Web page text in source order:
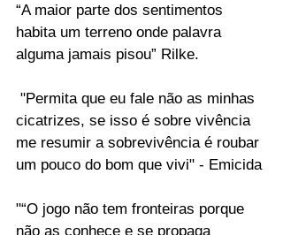
“A maior parte dos sentimentos
habita um terreno onde palavra
alguma jamais pisou” Rilke.
cicatrizes, se isso é sobre vivência
me resumir a sobrevivência é roubar
um pouco do bom que vivi" - Emicida
"“O jogo não tem fronteiras porque
não as conhece e se propaga